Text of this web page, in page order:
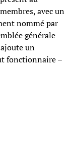
avec un
nommé par
générale
un
fonctionnaire –